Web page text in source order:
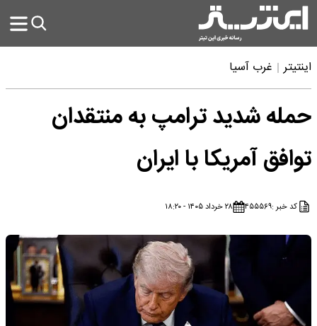
اینتیتر غرب آسیا
حمله شدید ترامپ به منتقدان
توافق آمریکا با ایران
کد خبر :۴۵۵۵۶۹ ۲۸ خرداد ۱۴۰۵ - ۱۸:۲۰